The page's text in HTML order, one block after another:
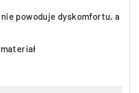
powoduje dyskomfortu, a